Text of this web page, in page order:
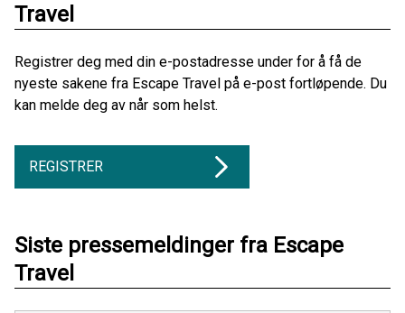
Travel
Registrer deg med din e-postadresse under for å få de
nyeste sakene fra Escape Travel på e-post fortløpende. Du
kan melde deg av når som helst.
REGISTRER
Siste pressemeldinger fra Escape
Travel